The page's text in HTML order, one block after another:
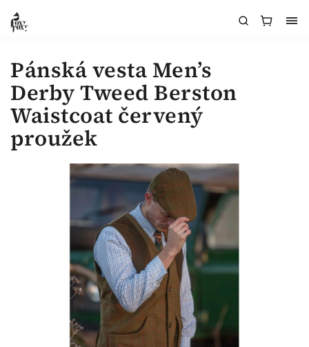
Pánská vesta Men’s
Derby Tweed Berston
Waistcoat červený
proužek